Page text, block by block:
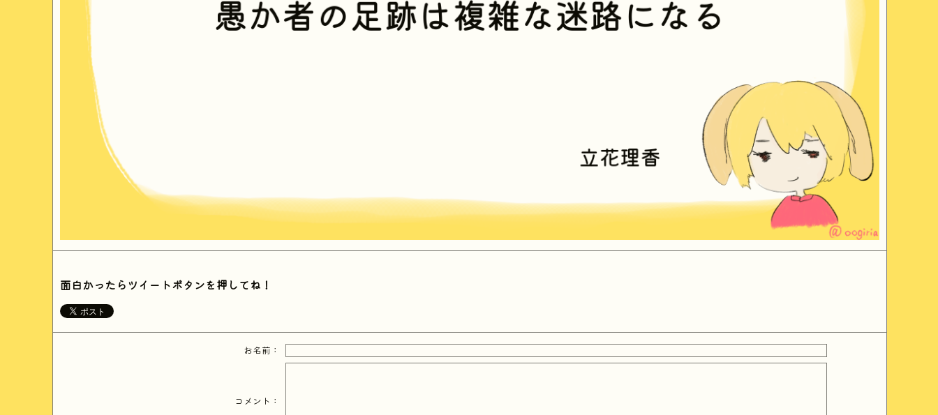
面白かったらツイートボタンを押してね！
お名前：
コメント：